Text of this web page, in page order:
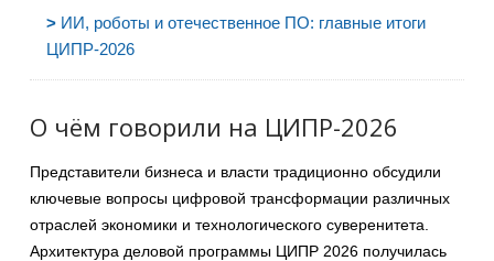
> ИИ, роботы и отечественное ПО: главные итоги
ЦИПР-2026
О чём говорили на ЦИПР-2026
Представители бизнеса и власти традиционно обсудили
ключевые вопросы цифровой трансформации различных
отраслей экономики и технологического суверенитета.
Архитектура деловой программы ЦИПР 2026 получилась